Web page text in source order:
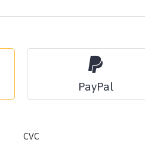
PayPal
CVC